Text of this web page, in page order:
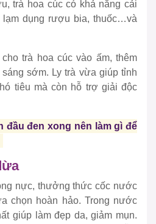
trà hoa cúc có khả năng cải
lạm dụng rượu bia, thuốc…và
trà hoa cúc vào ấm, thêm
sớm. Ly trà vừa giúp tỉnh
tiêu mà còn hỗ trợ giải độc
đầu đen xong nên làm gì để
nực, thưởng thức cốc nước
chọn hoàn hảo. Trong nước
giúp làm đẹp da, giảm mụn.